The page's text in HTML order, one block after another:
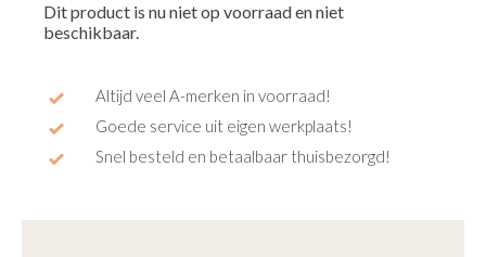
Dit product is nu niet op voorraad en niet
beschikbaar.
Altijd veel A-merken in voorraad!
Goede service uit eigen werkplaats!
Snel besteld en betaalbaar thuisbezorgd!